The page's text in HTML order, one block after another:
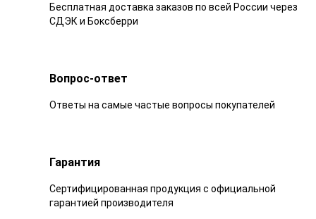
Бесплатная доставка заказов по всей России через
СДЭК и Боксберри
Вопрос-ответ
Ответы на самые частые вопросы покупателей
Гарантия
Сертифицированная продукция с официальной
гарантией производителя